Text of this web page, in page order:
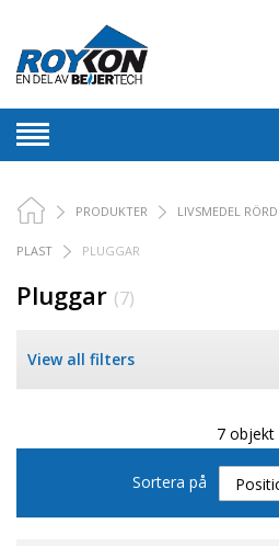
PRODUKTER LIVSMEDEL
PLAST PLUGGAR
Pluggar (7)
View all filters
7 objekt
Sortera på